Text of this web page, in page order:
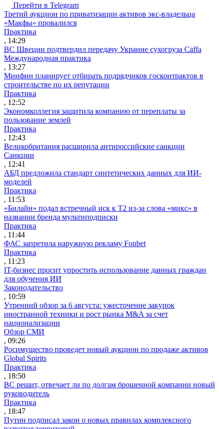
Перейти в Telegram
Третий аукцион по приватизации активов экс-владельца
«Макфы» провалился
Практика
, 14:29
ВС Швеции подтвердил передачу Украине сухогруза Caffa
Международная практика
, 13:27
Минфин планирует отбирать подрядчиков госконтрактов в
строительстве по их репутации
Практика
, 12:52
Экономколлегия защитила компанию от переплаты за
пользование землей
Практика
, 12:43
Великобритания расширила антироссийские санкции
Санкции
, 12:41
АБД предложила стандарт синтетических данных для ИИ-
моделей
Практика
, 11:53
«Билайн» подал встречный иск к Т2 из-за слова «микс» в
названии бренда мультиподписки
Практика
, 11:44
ФАС запретила наружную рекламу Fonbet
Практика
, 11:23
IT-бизнес просит упростить использование данных граждан
для обучения ИИ
Законодательство
, 10:59
Утренний обзор за 6 августа: ужесточение закупок
иностранной техники и рост рынка M&A за счет
национализации
Обзор СМИ
, 09:26
Росимущество проведет новый аукцион по продаже активов
Global Spirits
Практика
, 18:50
ВС решит, отвечает ли по долгам брошенной компании новый
руководитель
Практика
, 18:47
Путин подписал закон о новых правилах комплексного